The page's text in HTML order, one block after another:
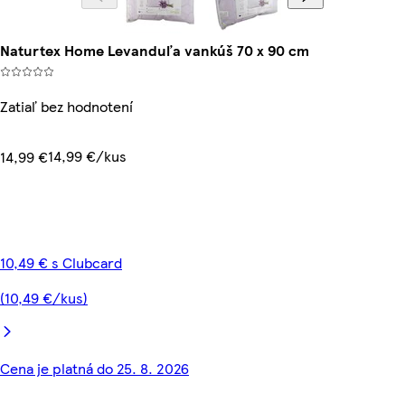
Naturtex Home Levanduľa vankúš 70 x 90 cm
Zatiaľ bez hodnotení
14,99 €14,99 €/kus
10,49 € s Clubcard
(10,49 €/kus)
Cena je platná do 25. 8. 2026